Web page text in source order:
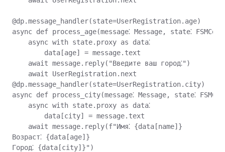
@dp.message_handler(state=UserRegistration.age)
async def process_age(message⁚ Message, state⁚
    async with state.proxy as data⁚
        data[age] = message.text
    await message.reply("Введите ваш город⁚")
    await UserRegistration.next
@dp.message_handler(state=UserRegistration.city)
async def process_city(message⁚ Message, state⁚
    async with state.proxy as data⁚
        data[city] = message.text
    await message.reply(f"Имя⁚ {data[name]}
Возраст⁚ {data[age]}
Город⁚ {data[city]}")